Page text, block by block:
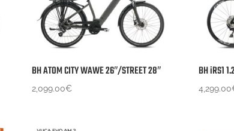
BH ATOM CITY WAWE 26″/STREET 28″
2,099.00€
BH iRS1
4,299.00